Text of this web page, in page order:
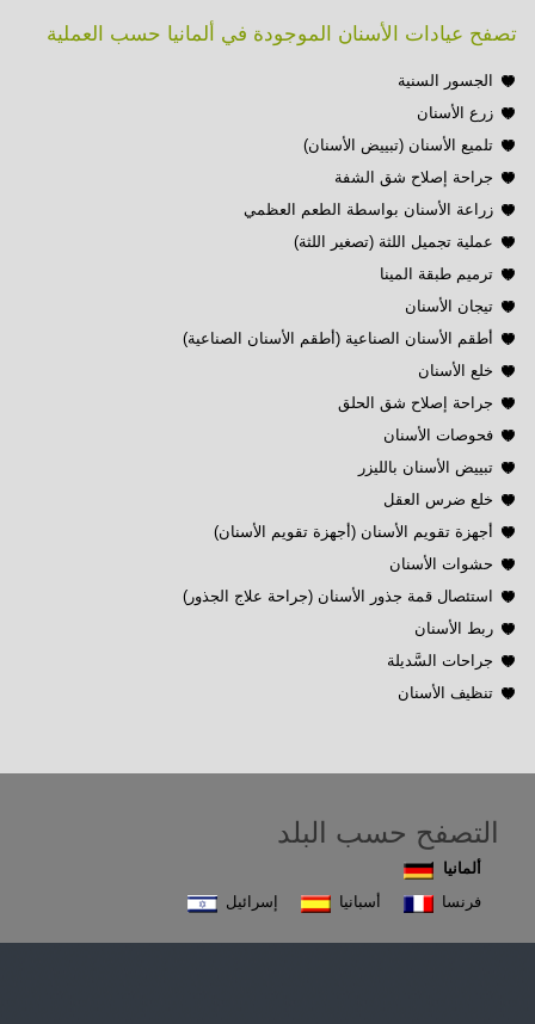
تصفح عيادات الأسنان الموجودة في ألمانيا حسب العملية
الجسور السنية
زرع الأسنان
تلميع الأسنان (تبييض الأسنان)
جراحة إصلاح شق الشفة
زراعة الأسنان بواسطة الطعم العظمي
عملية تجميل اللثة (تصغير اللثة)
ترميم طبقة المينا
تيجان الأسنان
أطقم الأسنان الصناعية (أطقم الأسنان الصناعية)
خلع الأسنان
جراحة إصلاح شق الحلق
فحوصات الأسنان
تبييض الأسنان بالليزر
خلع ضرس العقل
أجهزة تقويم الأسنان (أجهزة تقويم الأسنان)
حشوات الأسنان
استئصال قمة جذور الأسنان (جراحة علاج الجذور)
ربط الأسنان
جراحات السَّديلة
تنظيف الأسنان
التصفح حسب البلد
ألمانيا
فرنسا
أسبانيا إسرائيل